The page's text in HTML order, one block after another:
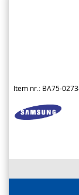
Item nr.: BA75-